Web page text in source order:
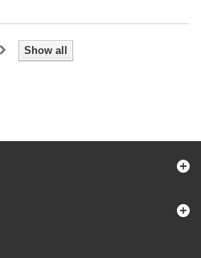
Show all